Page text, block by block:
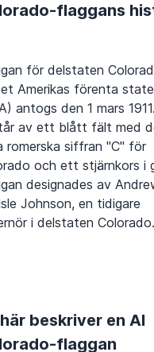
flaggans
för delstaten
Amerikas förenta
antogs den 1 mars
av ett blått fält med
romerska siffran "C" för
och ett stjärnkors i
designades av
Johnson, en tidigare
i delstaten Colorado.
beskriver en AI
flaggan